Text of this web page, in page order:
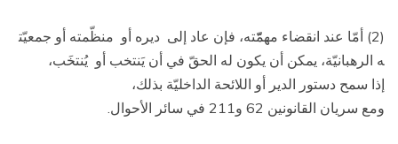
(2) أمّا عند انقضاء مهمّّته، فإن عاد إلى ديره أو منظّمته أو جمعيّت
ه الرهبانيّة، يمكن أن يكون له الحقّ في أن يَنتخب أو يُنتخَب،
إذا سمح دستور الدير أو اللائحة الداخليّة بذلك،
ومع سريان القانونين 62 و211 في سائر الأحوال.